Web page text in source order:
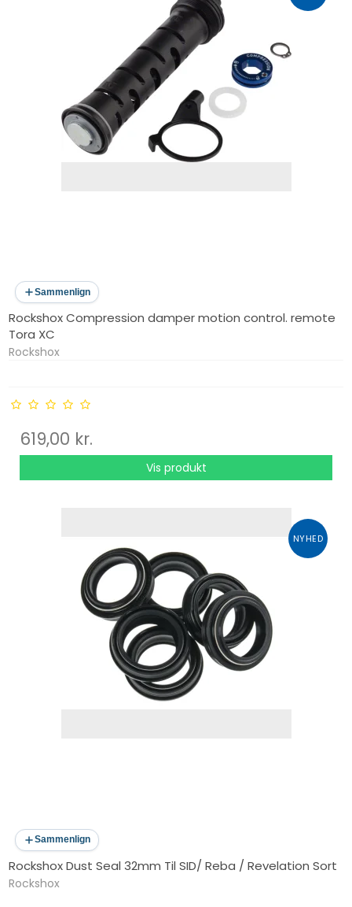
Sammenlign
Rockshox Compression damper motion control. remote
Tora XC
Rockshox
619,00 kr.
Vis produkt
NYHED
Sammenlign
Rockshox Dust Seal 32mm Til SID/ Reba / Revelation Sort
Rockshox